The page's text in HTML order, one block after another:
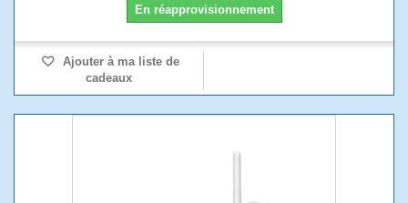
En réapprovisionnement
Ajouter à ma liste de
cadeaux